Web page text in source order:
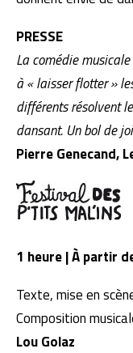
PRESSE
La comédie
à « laisser flotter »
différents résolvent
dansant. Un bol de
Pierre Genecand,
1 heure | À partir
Texte, mise en
Composition
Lou Golaz